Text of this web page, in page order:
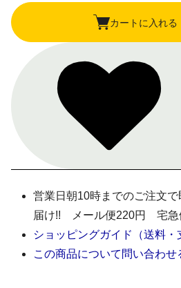
カートに入れる
営業日朝10時までのご注文
届け!! メール便220円 宅急
ショッピングガイド（送料・
この商品について問い合わせ